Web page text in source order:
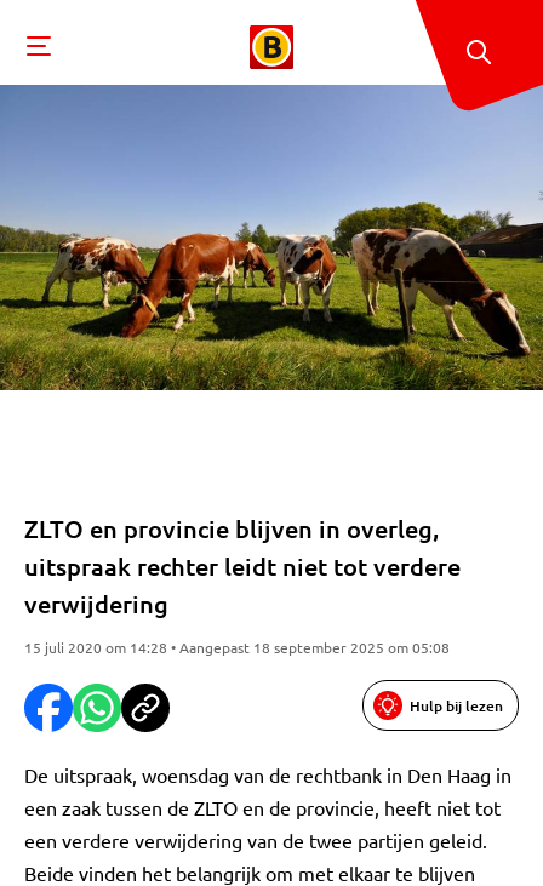
ZLTO en provincie blijven in overleg,
uitspraak rechter leidt niet tot verdere
verwijdering
15 juli 2020 om 14:28 • Aangepast 18 september 2025 om 05:08
Hulp bij lezen
De uitspraak, woensdag van de rechtbank in Den Haag in
een zaak tussen de ZLTO en de provincie, heeft niet tot
een verdere verwijdering van de twee partijen geleid.
Beide vinden het belangrijk om met elkaar te blijven